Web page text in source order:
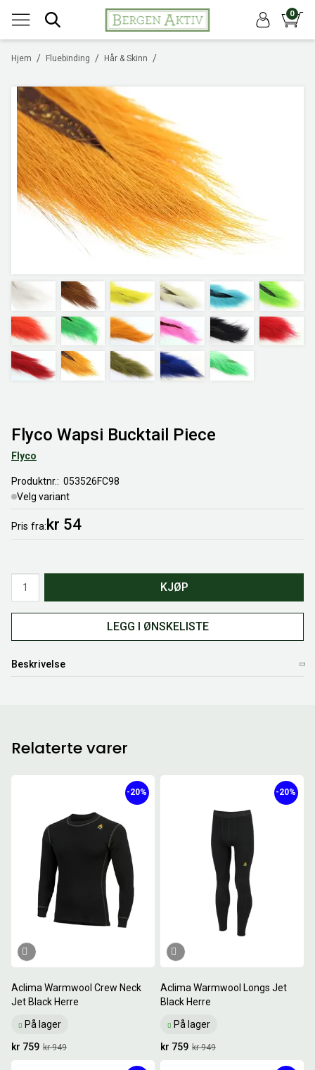
0
/
Hjem /
Fluebinding /
Hår & Skinn
Flyco Wapsi Bucktail Piece
Flyco
Produktnr.
053526FC98
Velg variant
Pris fra kr 54
KJØP
LEGG I ØNSKELISTE
Beskrivelse
Relaterte varer
Aclima Warmwool Crew Neck
Jet Black Herre
På lager
-20%
kr 949
kr 759
Aclima Warmwool Longs Jet
Black Herre
På lager
-20%
kr 949
kr 759